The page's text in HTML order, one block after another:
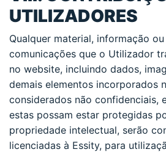
UTILIZADORES
Qualquer material, informação
comunicações que o Utilizador
no website, incluindo dados,
demais elementos incorporados
considerados não confidenciais,
estas possam estar protegidas
propriedade intelectual, serão
licenciadas à Essity, para